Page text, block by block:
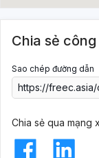
Chia sẻ
Sao chép đường dẫn
Chia sẻ qua mạng